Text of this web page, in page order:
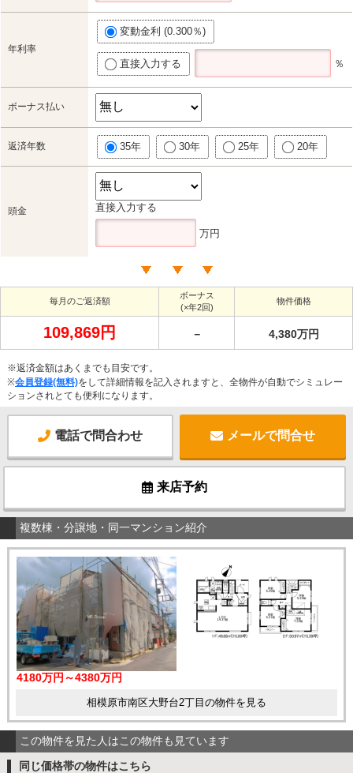
年利率
変動金利 (0.300％)
直接入力する ％
ボーナス払い
返済年数 35年 30年 25年 20年
頭金 直接入力する
万円
毎月のご返済額
ボーナス
(×年2回)
物件価格
109,869円 － 4,380万円
※返済金額はあくまでも目安です。
※会員登録(無料)をして詳細情報を記入されますと、全物件が自動でシミュレー
ションされとても便利になります。
電話で問合わせ メールで問合せ
来店予約
複数棟・分譲地・同一マンション紹介
4180万円～4380万円
相模原市南区大野台2丁目の物件を見る
この物件を見た人はこの物件も見ています
同じ価格帯の物件はこちら